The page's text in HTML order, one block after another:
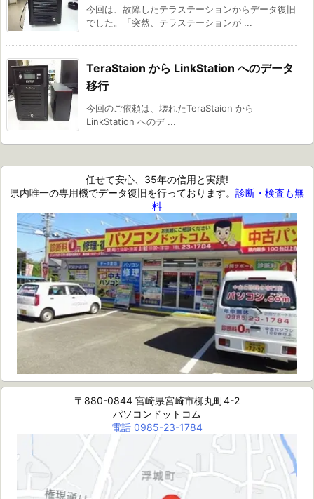
今回は、故障したテラステーションからデータ復旧
でした。「突然、テラステーションが ...
TeraStaion から LinkStation へのデータ
移行
今回のご依頼は、壊れたTeraStaion から
LinkStation へのデ ...
任せて安心、35年の信用と実績!
県内唯一の専用機でデータ復旧を行っております。 診断・検査も無
料
〒880-0844 宮崎県宮崎市柳丸町4-2
パソコンドットコム
電話 0985-23-1784